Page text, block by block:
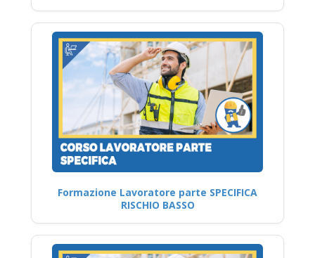
Formazione Lavoratore parte SPECIFICA
RISCHIO BASSO